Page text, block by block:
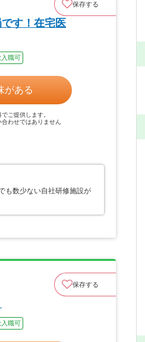
保存する
す！在宅医
職可
がある
ご提供します。
わせではありません
も数少ない自社研修施設が
保存する
職可